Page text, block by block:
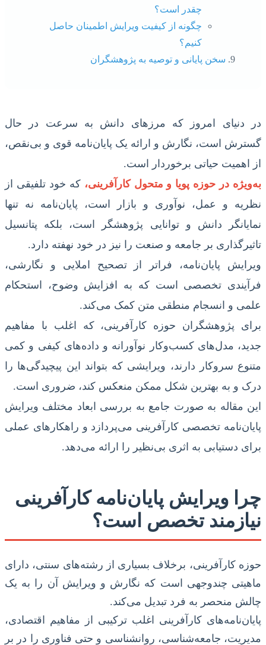
چقدر است؟
چگونه از کیفیت ویرایش اطمینان حاصل
کنیم؟
سخن پایانی و توصیه به پژوهشگران
در دنیای امروز که مرزهای دانش به سرعت در حال
گسترش است، نگارش و ارائه یک پایان‌نامه قوی و بی‌نقص،
از اهمیت حیاتی برخوردار است.
به‌ویژه در حوزه پویا و متحول کارآفرینی، که خود تلفیقی از
نظریه و عمل، نوآوری و بازار است، پایان‌نامه نه تنها
نمایانگر دانش و توانایی پژوهشگر است، بلکه پتانسیل
تاثیرگذاری بر جامعه و صنعت را نیز در خود نهفته دارد.
ویرایش پایان‌نامه، فراتر از تصحیح املایی و نگارشی،
فرآیندی تخصصی است که به افزایش وضوح، استحکام
علمی و انسجام منطقی متن کمک می‌کند.
برای پژوهشگران حوزه کارآفرینی، که اغلب با مفاهیم
جدید، مدل‌های کسب‌وکار نوآورانه و داده‌های کیفی و کمی
متنوع سروکار دارند، ویرایشی که بتواند این پیچیدگی‌ها را
درک و به بهترین شکل ممکن منعکس کند، ضروری است.
این مقاله به صورت جامع به بررسی ابعاد مختلف ویرایش
پایان‌نامه تخصصی کارآفرینی می‌پردازد و راهکارهای عملی
برای دستیابی به اثری بی‌نظیر را ارائه می‌دهد.
چرا ویرایش پایان‌نامه کارآفرینی
نیازمند تخصص است؟
حوزه کارآفرینی، برخلاف بسیاری از رشته‌های سنتی، دارای
ماهیتی چندوجهی است که نگارش و ویرایش آن را به یک
چالش منحصر به فرد تبدیل می‌کند.
پایان‌نامه‌های کارآفرینی اغلب ترکیبی از مفاهیم اقتصادی،
مدیریت، جامعه‌شناسی، روانشناسی و حتی فناوری را در بر